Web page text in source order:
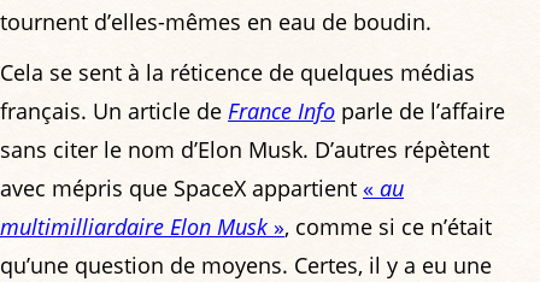
tournent d’elles-mêmes en eau de boudin.
Cela se sent à la réticence de quelques médias
français. Un article de France Info parle de l’affaire
sans citer le nom d’Elon Musk. D’autres répètent
avec mépris que SpaceX appartient « au
multimilliardaire Elon Musk », comme si ce n’était
qu’une question de moyens. Certes, il y a eu une